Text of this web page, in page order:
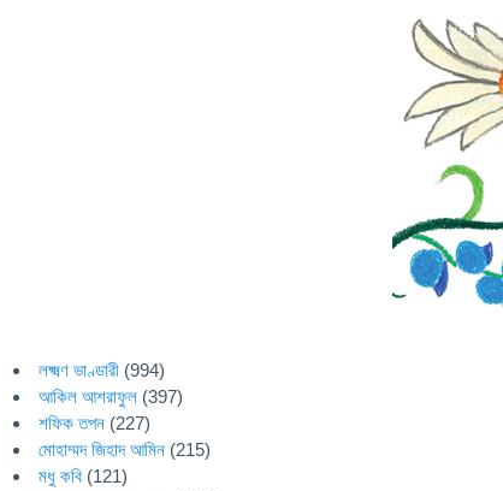
লক্ষ্মণ ভাণ্ডারী (994)
আকিল আশরাফুল (397)
শফিক তপন (227)
মোহাম্মদ জিহাদ আমিন (215)
মধু কবি (121)